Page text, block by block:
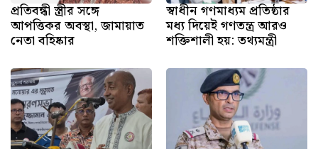
প্রতিবন্ধী স্ত্রীর সঙ্গে
আপত্তিকর অবস্থা, জামায়াত
নেতা বহিষ্কার
স্বাধীন গণমাধ্যম প্রতিষ্ঠার
মধ্য দিয়েই গণতন্ত্র আরও
শক্তিশালী হয়: তথ্যমন্ত্রী